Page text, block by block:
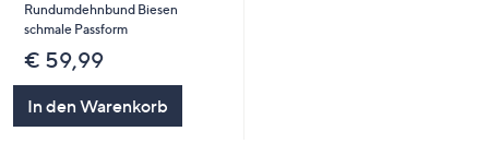
Rundumdehnbund Biesen
schmale Passform
€ 59,99
In den Warenkorb